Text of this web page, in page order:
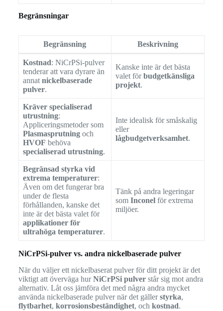
Begränsningar
Begränsning Beskrivning
Kostnad: NiCrPSi-pulver
tenderar att vara dyrare än
annat nickelbaserade
pulver.
Kanske inte är det bästa
valet förbudgetkänsliga
projekt.
Kräver specialiserad
utrustning:
Appliceringsmetoder som
Plasmasprutningoch
HVOF behöva
specialiserad utrustning.
Inte idealisk för småskalig
eller
lågbudgetverksamhet.
Begränsad styrka vid
extrema temperaturer:
Även om det fungerar bra
under de flesta
förhållanden, kanske det
inte är det bästa valet för
applikationer för
ultrahöga temperaturer.
Tänk på andra legeringar
som Inconelför extrema
miljöer.
NiCrPSi-pulver vs. andra nickelbaserade pulver
När du väljer ett nickelbaserat pulver för ditt projekt är det
viktigt att överväga hurNiCrPSi pulverstår sig mot andra
alternativ. Låt oss jämföra det med några andra mycket
använda nickelbaserade pulver när det gällerstyrka,
flytbarhet, korrosionsbeständighet, och kostnad.